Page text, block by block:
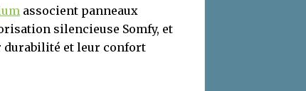
associent panneaux
silencieuse Somfy, et
durabilité et leur confort